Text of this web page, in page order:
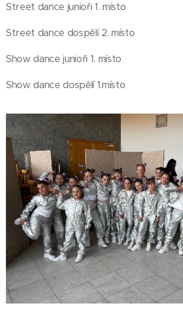
Street dance junioři 1. místo
Street dance dospělí 2. místo
Show dance junioři 1. místo
Show dance dospělí 1.místo